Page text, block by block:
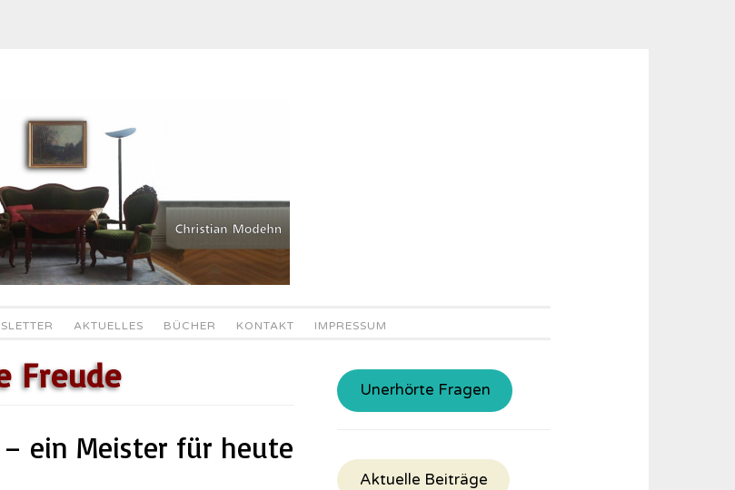
AKTUELLES BÜCHER KONTAKT IMPRESSUM
Freude
ein Meister für heute
Unerhörte Fragen
Aktuelle Beiträge